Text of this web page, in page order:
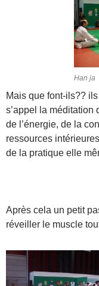
Han ja
Mais que font-ils??
s’appel la méditation
de l’énergie, de la
ressources
de la pratique elle
Après cela un petit
réveiller le muscle